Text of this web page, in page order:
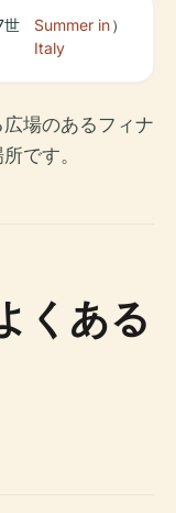
世
Summer in
Italy
）
場のあるフィナ
です。
くある